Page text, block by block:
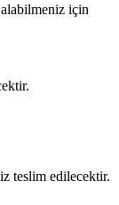
için
teslim edilecektir.